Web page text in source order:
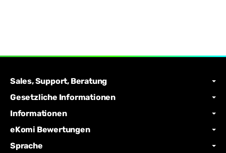
Sales, Support, Beratung
Gesetzliche Informationen
Informationen
eKomi Bewertungen
Sprache